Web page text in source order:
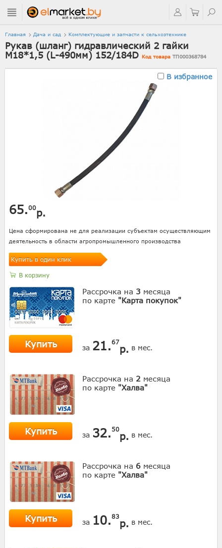
Главная Дача и сад Комплектующие и запчасти к сельхозтехнике
Рукав (шланг) гидравлический 2 гайки
M18*1,5 (L-490мм) 152/184D Код товара ТП000368784
В избранное
65.00р.
Цена сформирована не для реализации субъектам осуществляющим
деятельность в области агропромышленного производства
Купить в один клик
В корзину
Рассрочка на 3 месяца
по карте "Карта покупок"
Купить за 21.67
р. в мес.
Рассрочка на 2 месяца
по карте "Халва"
Купить за 32. 50
р. в мес.
Рассрочка на 6 месяца
по карте "Халва"
Купить за 10.83
р. в мес.